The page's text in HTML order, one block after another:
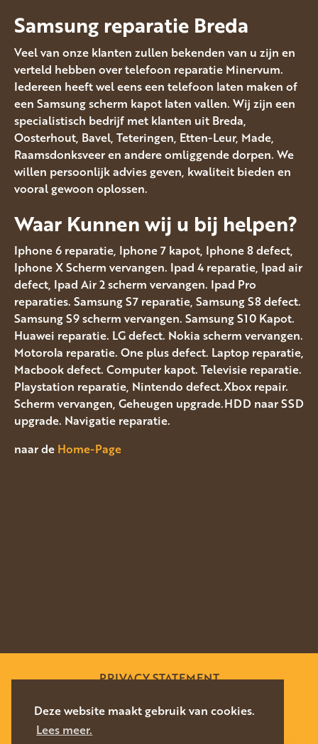
Deze website maakt gebruik van cookies.
Lees meer.
Samsung reparatie Breda
Veel van onze klanten zullen bekenden van u zijn en
verteld hebben over telefoon reparatie Minervum.
Iedereen heeft wel eens een telefoon laten maken of
een Samsung scherm kapot laten vallen. Wij zijn een
specialistisch bedrijf met klanten uit Breda,
Oosterhout, Bavel, Teteringen, Etten-Leur, Made,
Raamsdonksveer en andere omliggende dorpen. We
willen persoonlijk advies geven, kwaliteit bieden en
vooral gewoon oplossen.
Waar Kunnen wij u bij helpen?
Iphone 6 reparatie, Iphone 7 kapot, Iphone 8 defect,
Iphone X Scherm vervangen. Ipad 4 reparatie, Ipad air
defect, Ipad Air 2 scherm vervangen. Ipad Pro
reparaties. Samsung S7 reparatie, Samsung S8 defect.
Samsung S9 scherm vervangen. Samsung S10 Kapot.
Huawei reparatie. LG defect. Nokia scherm vervangen.
Motorola reparatie. One plus defect. Laptop reparatie,
Macbook defect. Computer kapot. Televisie reparatie.
Playstation reparatie, Nintendo defect.Xbox repair.
Scherm vervangen, Geheugen upgrade.HDD naar SSD
upgrade. Navigatie reparatie.
naar de Home-Page
PRIVACY STATEMENT
WEBSITE DOOR